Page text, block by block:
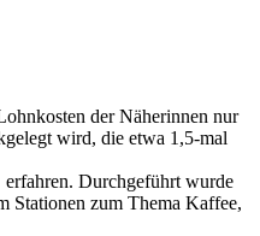
der Näherinnen nur
wird, die etwa 1,5-mal
Durchgeführt wurde
Stationen zum Thema Kaffee,